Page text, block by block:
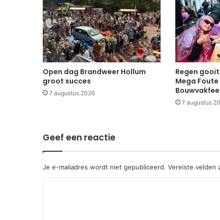
Open dag Brandweer Hollum
groot succes
7 augustus 2026
Regen
Mega
7 augustus
Geef een reactie
Je e-mailadres wordt niet gepubliceerd. Vereiste velden